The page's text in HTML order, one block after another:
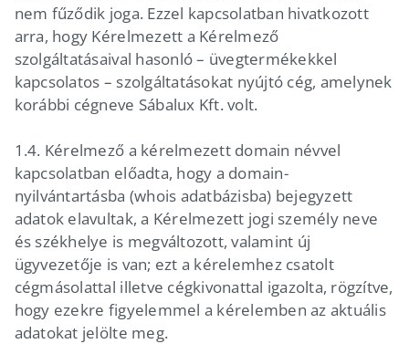
nem fűződik joga. Ezzel kapcsolatban hivatkozott
arra, hogy Kérelmezett a Kérelmező
szolgáltatásaival hasonló – üvegtermékekkel
kapcsolatos – szolgáltatásokat nyújtó cég, amelynek
korábbi cégneve Sábalux Kft. volt.
1.4. Kérelmező a kérelmezett domain névvel
kapcsolatban előadta, hogy a domain-
nyilvántartásba (whois adatbázisba) bejegyzett
adatok elavultak, a Kérelmezett jogi személy neve
és székhelye is megváltozott, valamint új
ügyvezetője is van; ezt a kérelemhez csatolt
cégmásolattal illetve cégkivonattal igazolta, rögzítve,
hogy ezekre figyelemmel a kérelemben az aktuális
adatokat jelölte meg.